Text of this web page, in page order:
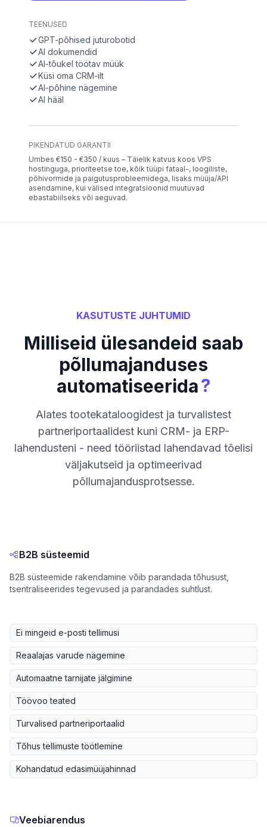
TEENUSED
GPT-põhised juturobotid
AI dokumendid
AI-tõukel töötav müük
Küsi oma CRM-ilt
AI-põhine nägemine
AI hääl
PIKENDATUD GARANTII
Umbes €150 - €350 / kuus – Täielik katvus koos VPS
hostinguga, prioriteetse toe, kõik tüüpi fataal-, loogiliste,
põhivormide ja paigutusprobleemidega, lisaks müüja/API
asendamine, kui välised integratsioonid muutuvad
ebastabiilseks või aeguvad.
KASUTUSTE JUHTUMID
Milliseid ülesandeid saab
põllumajanduses
automatiseerida?
Alates tootekataloogidest ja turvalistest
partneriportaalidest kuni CRM- ja ERP-
lahendusteni - need tööriistad lahendavad tõelisi
väljakutseid ja optimeerivad
põllumajandusprotsesse.
B2B süsteemid
B2B süsteemide rakendamine võib parandada tõhusust,
tsentraliseerides tegevused ja parandades suhtlust.
Ei mingeid e-posti tellimusi
Reaalajas varude nägemine
Automaatne tarnijate jälgimine
Töövoo teated
Turvalised partneriportaalid
Tõhus tellimuste töötlemine
Kohandatud edasimüüjahinnad
Veebiarendus